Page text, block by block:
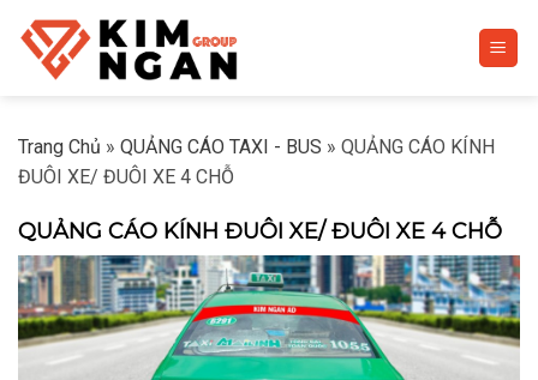
Skip
content
Trang Chủ » QUẢNG CÁO TAXI - BUS » QUẢNG CÁO KÍNH
ĐUÔI XE/ ĐUÔI XE 4 CHỖ
QUẢNG CÁO KÍNH ĐUÔI XE/ ĐUÔI XE 4 CHỖ